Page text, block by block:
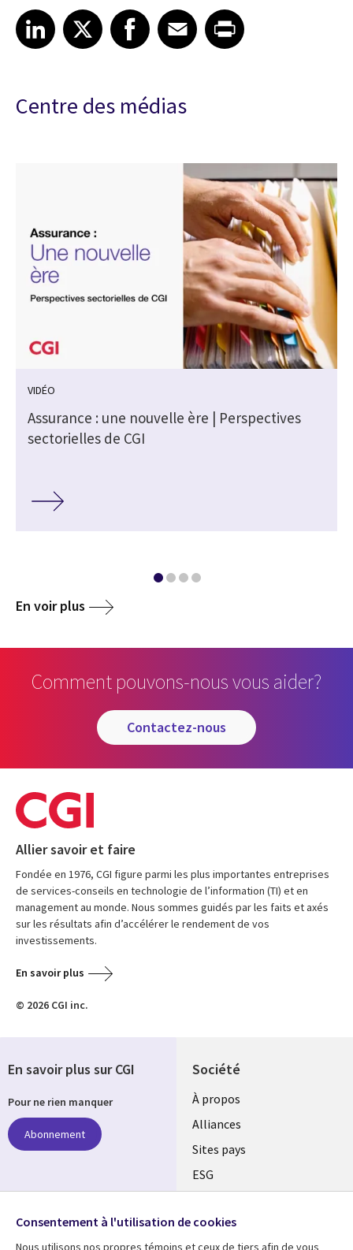
Share article on LinkedIn
LinkedIn
Share article on XShare article on Facebook
Facebook
Share article on Email
EmailShare article on Print
Centre des médias
VIDÉO
Assurance : une nouvelle ère | Perspectives
sectorielles de CGI
En voir plus
Comment pouvons-nous vous aider?
contactez-nous
Allier savoir et faire
Fondée en 1976, CGI figure parmi les plus importantes entreprises
de services-conseils en technologie de l’information (TI) et en
management au monde. Nous sommes guidés par les faits et axés
sur les résultats afin d’accélérer le rendement de vos
investissements.
En savoir plus
© 2026 CGI inc.
Société
À propos
Alliances
Sites pays
ESG
Fusions
En savoir plus sur CGI
Pour ne rien manquer
Abonnement
Suivez-nous
Consentement à l'utilisation de cookies
Nous utilisons nos propres témoins et ceux de tiers afin de vous